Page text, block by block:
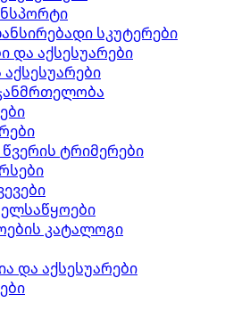
სკუტერები
და აქსესუარები
ტრიმერები
კატალოგი
და აქსესუარები